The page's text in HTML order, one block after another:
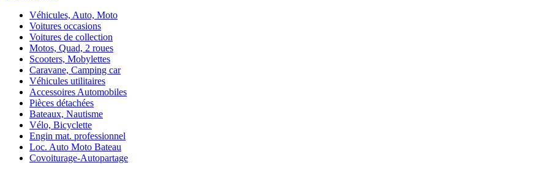
Véhicules, Auto, Moto
Voitures occasions
Voitures de collection
Motos, Quad, 2 roues
Scooters, Mobylettes
Caravane, Camping car
Véhicules utilitaires
Accessoires Automobiles
Pièces détachées
Bateaux, Nautisme
Vélo, Bicyclette
Engin mat. professionnel
Loc. Auto Moto Bateau
Covoiturage-Autopartage